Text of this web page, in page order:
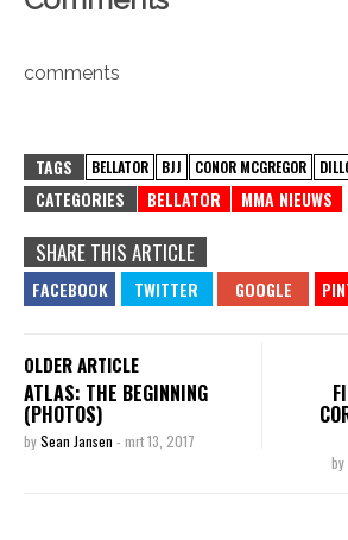
comments
TAGS BELLATOR BJJ CONOR MCGREGOR
CATEGORIES BELLATOR MMA NIEUWS
SHARE THIS ARTICLE
OLDER ARTICLE
ATLAS: THE BEGINNING
(PHOTOS)
bySean Jansen - mrt 13, 2017
by